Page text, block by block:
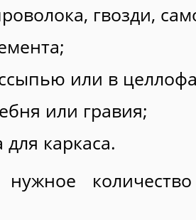
гвозди,
или в
или гравия;
каркаса.
нужное